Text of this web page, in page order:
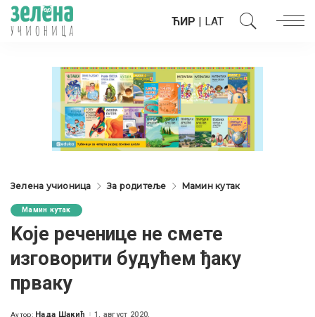
ЋИР | LAT
Зелена учионица За родитеље Мамин кутак
Мамин кутак
Koje реченице не смете
изговорити будућем ђаку
прваку
Аутор: Нада Шакић 1. август 2020.